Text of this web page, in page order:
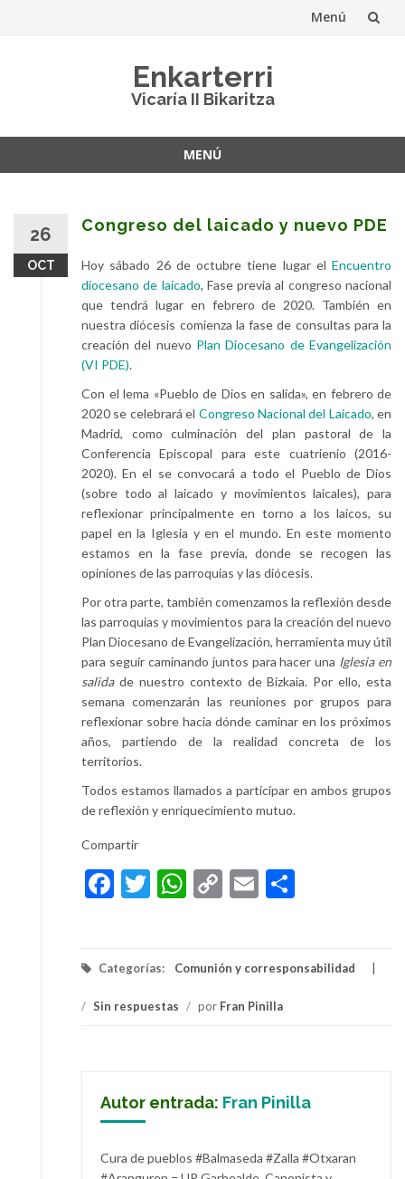
Menú
Enkarterri
Vicaría II Bikaritza
MENÚ
26
OCT
Congreso del laicado y nuevo PDE
Hoy sábado 26 de octubre tiene lugar el Encuentro
diocesano de laicado, Fase previa al congreso nacional
que tendrá lugar en febrero de 2020. También en
nuestra diócesis comienza la fase de consultas para la
creación del nuevo Plan Diocesano de Evangelización
(VI PDE).
Con el lema «Pueblo de Dios en salida», en febrero de
2020 se celebrará el Congreso Nacional del Laicado, en
Madrid, como culminación del plan pastoral de la
Conferencia Episcopal para este cuatrienio (2016-
2020). En el se convocará a todo el Pueblo de Dios
(sobre todo al laicado y movimientos laicales), para
reflexionar principalmente en torno a los laicos, su
papel en la Iglesia y en el mundo. En este momento
estamos en la fase previa, donde se recogen las
opiniones de las parroquias y las diócesis.
Por otra parte, también comenzamos la reflexión desde
las parroquias y movimientos para la creación del nuevo
Plan Diocesano de Evangelización, herramienta muy útil
para seguir caminando juntos para hacer una Iglesia en
salidade nuestro contexto de Bizkaia. Por ello, esta
semana comenzarán las reuniones por grupos para
reflexionar sobre hacia dónde caminar en los próximos
años, partiendo de la realidad concreta de los
territorios.
Todos estamos llamados a participar en ambos grupos
de reflexión y enriquecimiento mutuo.
Compartir
Facebook
Twitter
WhatsApp
CopyEmail
Categorías: Comunión y corresponsabilidad
/ Sin respuestas / por Fran Pinilla
Autor entrada: Fran Pinilla
Cura de pueblos #Balmaseda #Zalla #Otxaran